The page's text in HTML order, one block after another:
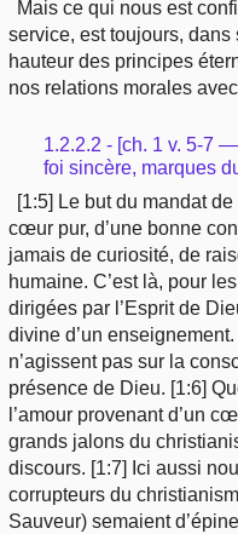
Mais ce qui nous est
service, est toujours, dans
hauteur des principes
nos relations morales
1.2.2.2 - [ch. 1 v. 5-7
foi sincère, marques
[1:5] Le but du mandat
cœur pur, d’une bonne
jamais de curiosité, de
humaine. C’est là, pour
dirigées par l’Esprit de
divine d’un
n’agissent pas sur la
présence de Dieu. [1:6]
l’amour provenant d’un
grands jalons du
discours. [1:7] Ici aussi
corrupteurs du
Sauveur) semaient